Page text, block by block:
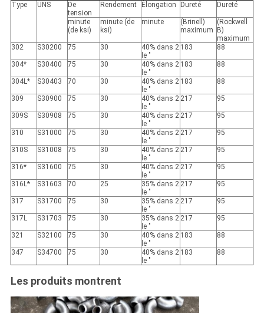
Type UNS
De
tension
Rendement Élongation Dureté Dureté
minute
(de ksi)
minute (de
ksi)
minute
(Brinell)
maximum
(Rockwell
B)
maximum
302
S30200 75 30
40% dans 2
le ″
183 88
304* S30400 75 30
40% dans 2
le ″
183 88
304L* S30403 70 30
40% dans 2
le ″
183 88
309 S30900 75 30
40% dans 2
le ″
217 95
309S S30908 75 30
40% dans 2
le ″
217 95
310 S31000 75 30
40% dans 2
le ″
217 95
310S S31008 75 30
40% dans 2
le ″
217 95
316* S31600 75 30
40% dans 2
le ″
217 95
316L* S31603 70 25
35% dans 2
le ″
217 95
317 S31700 75 30
35% dans 2
le ″
217 95
317L S31703 75 30
35% dans 2
le ″
217 95
321 S32100 75 30
40% dans 2
le ″
183 88
347 S34700 75 30
40% dans 2
le ″
183 88
Les produits montrent